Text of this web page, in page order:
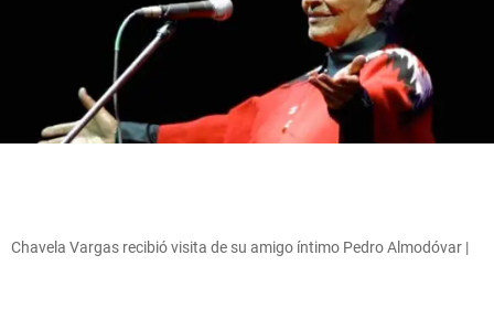
Chavela Vargas recibió visita de su amigo íntimo Pedro Almodóvar |